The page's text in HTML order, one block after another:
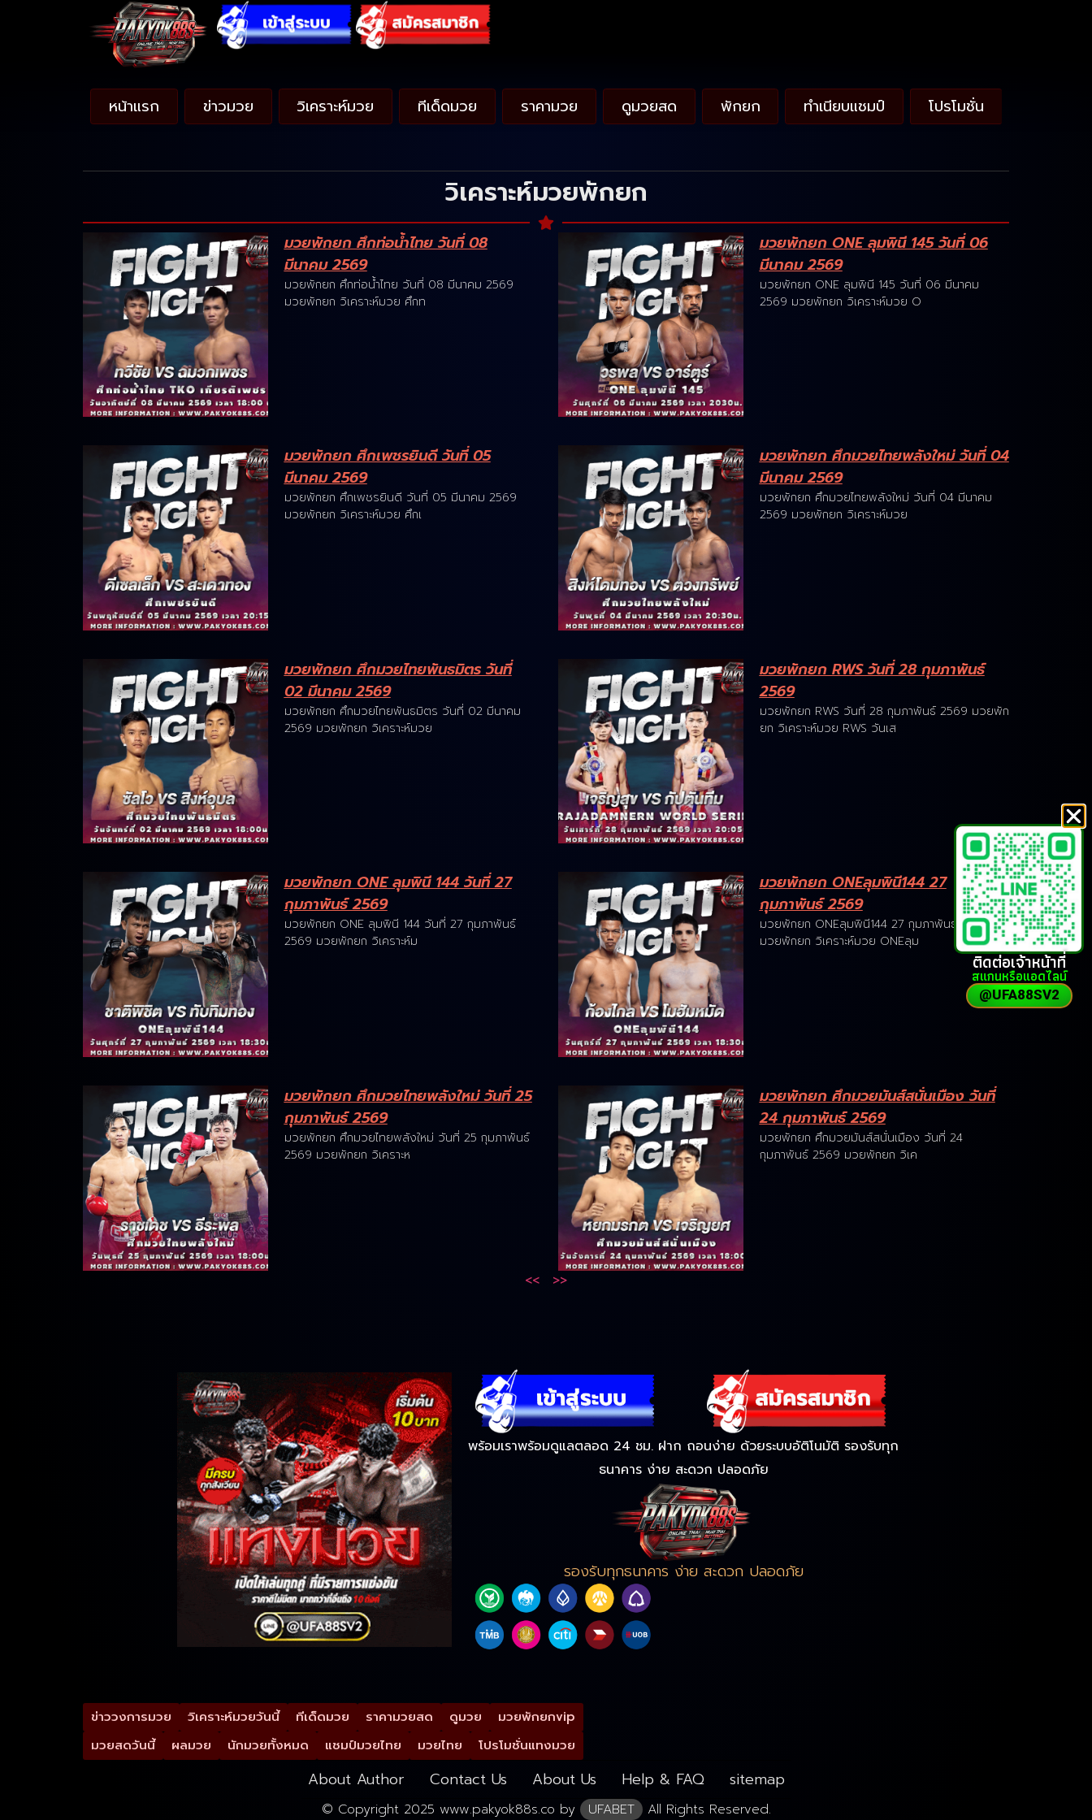
หน้าแรก ข่าวมวย วิเคราะห์มวย ทีเด็ดมวย ราคามวย ดูมวยสด พักยก ทำเนียบแชมป์ โปรโมชั่น
วิเคราะห์มวยพักยก
มวยพักยก ศึกท่อน้ำไทย วันที่ 08
มีนาคม 2569
มวยพักยก ศึกท่อน้ำไทย วันที่ 08 มีนาคม 2569
มวยพักยก วิเคราะห์มวย ศึกท
มวยพักยก ONE ลุมพินี 145 วันที่ 06
มีนาคม 2569
มวยพักยก ONE ลุมพินี 145 วันที่ 06 มีนาคม
2569 มวยพักยก วิเคราะห์มวย O
มวยพักยก ศึกเพชรยินดี วันที่ 05
มีนาคม 2569
มวยพักยก ศึกเพชรยินดี วันที่ 05 มีนาคม 2569
มวยพักยก วิเคราะห์มวย ศึกเ
มวยพักยก ศึกมวยไทยพลังใหม่ วันที่ 04
มีนาคม 2569
มวยพักยก ศึกมวยไทยพลังใหม่ วันที่ 04 มีนาคม
2569 มวยพักยก วิเคราะห์มวย
มวยพักยก ศึกมวยไทยพันธมิตร วันที่
02 มีนาคม 2569
มวยพักยก ศึกมวยไทยพันธมิตร วันที่ 02 มีนาคม
2569 มวยพักยก วิเคราะห์มวย
มวยพักยก RWS วันที่ 28 กุมภาพันธ์
2569
มวยพักยก RWS วันที่ 28 กุมภาพันธ์ 2569 มวยพัก
ยก วิเคราะห์มวย RWS วันเส
มวยพักยก ONE ลุมพินี 144 วันที่ 27
กุมภาพันธ์ 2569
มวยพักยก ONE ลุมพินี 144 วันที่ 27 กุมภาพันธ์
2569 มวยพักยก วิเคราะห์ม
มวยพักยก ONEลุมพินี144 27
กุมภาพันธ์ 2569
มวยพักยก ONEลุมพินี144 27 กุมภาพันธ์ 2569
มวยพักยก วิเคราะห์มวย ONEลุม
มวยพักยก ศึกมวยไทยพลังใหม่ วันที่ 25
กุมภาพันธ์ 2569
มวยพักยก ศึกมวยไทยพลังใหม่ วันที่ 25 กุมภาพันธ์
2569 มวยพักยก วิเคราะห
มวยพักยก ศึกมวยมันส์สนั่นเมือง วันที่
24 กุมภาพันธ์ 2569
มวยพักยก ศึกมวยมันส์สนั่นเมือง วันที่ 24
กุมภาพันธ์ 2569 มวยพักยก วิเค
<< >>
พร้อมเราพร้อมดูแลตลอด 24 ชม. ฝาก ถอนง่าย ด้วยระบบอัติโนมัติ รองรับทุก
ธนาคาร ง่าย สะดวก ปลอดภัย
รองรับทุกธนาคาร ง่าย สะดวก ปลอดภัย
ข่าววงการมวย วิเคราะห์มวยวันนี้ ทีเด็ดมวย ราคามวยสด ดูมวย
มวยพักยกvip
มวยสดวันนี้
ผลมวย นักมวยทั้งหมด แชมป์มวยไทย มวยไทย โปรโมชั่นแทงมวย
About Author Contact Us About Us Help & FAQ sitemap
© Copyright 2025 www.pakyok88s.co by UFABET All Rights Reserved.
ติดต่อเจ้าหน้าที่
สแกนหรือแอดไลน์
@UFA88SV2